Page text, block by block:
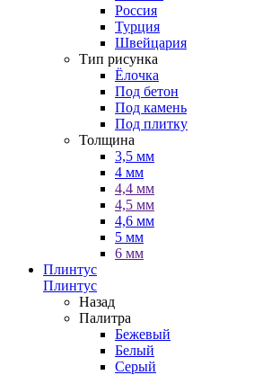
Россия
Турция
Швейцария
Тип рисунка
Ёлочка
Под бетон
Под камень
Под плитку
Толщина
3,5 мм
4 мм
4,4 мм
4,5 мм
4,6 мм
5 мм
6 мм
Плинтус
Плинтус
Назад
Палитра
Бежевый
Белый
Серый